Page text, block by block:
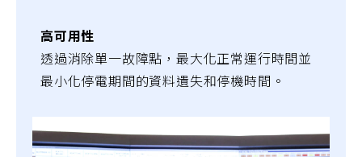
高可用性
透過消除單一故障點，最大化正常運行時間並
最小化停電期間的資料遺失和停機時間。